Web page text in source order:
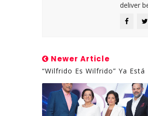
deliver
Newer Article
“Wilfrido Es Wilfrido” Ya